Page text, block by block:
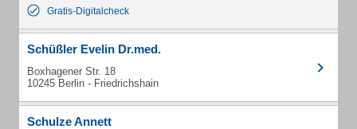
Gratis-Digitalcheck
Schüßler Evelin Dr.med.
Boxhagener Str. 18
10245 Berlin - Friedrichshain
Schulze Annett